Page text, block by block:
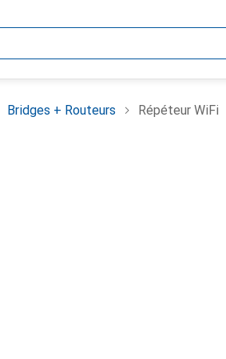
Bridges + Routeurs Répéteur WiFi